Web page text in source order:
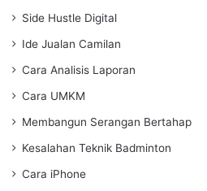
Side Hustle Digital
Ide Jualan Camilan
Cara Analisis Laporan
Cara UMKM
Membangun Serangan Bertahap
Kesalahan Teknik Badminton
Cara iPhone